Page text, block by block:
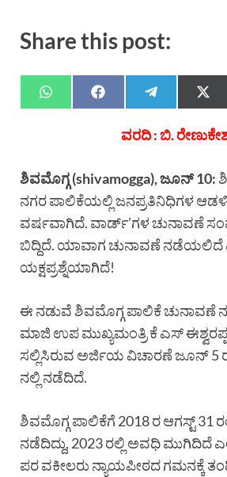
Share this post:
ವರದಿ : ಬಿ.
ಶಿವಮೊಗ್ಗ (shivamogga), ಜೂನ್ 10:
ನಗರ ಪಾಲಿಕೆಯಲ್ಲಿ ಜನಪ್ರತಿನಿಧಿಗಳ
ವರ್ಷವಾಗಿದೆ. ವಾರ್ಡ್’ಗಳ ಚುನಾವಣೆ
ಬಿದ್ದಿದೆ. ಯಾವಾಗ ಚುನಾವಣೆ ನಡೆಯಲಿದೆ
ಯಕ್ಷಪ್ರಶ್ನೆಯಾಗಿದೆ!
ಈ ನಡುವೆ ಶಿವಮೊಗ್ಗ ಪಾಲಿಕೆ ಚುನಾವಣೆ
ಮಾಜಿ ಉಪ ಮುಖ್ಯಮಂತ್ರಿ ಕೆ ಎಸ್ ಈಶ್ವರಪ್ಪ
ಸಲ್ಲಿಸಿರುವ ಅರ್ಜಿಯ ವಿಚಾರಣೆ ಜೂನ್ 5
ನಲ್ಲಿ ನಡೆದಿದೆ.
ಶಿವಮೊಗ್ಗ ಪಾಲಿಕೆಗೆ 2018 ರ ಆಗಸ್ಟ್ 31
ನಡೆದಿದ್ದು, 2023 ರಲ್ಲಿ ಅವಧಿ ಮುಗಿದಿದೆ
ಪರ ವಕೀಲರು ನ್ಯಾಯಪೀಠದ ಗಮನಕ್ಕೆ